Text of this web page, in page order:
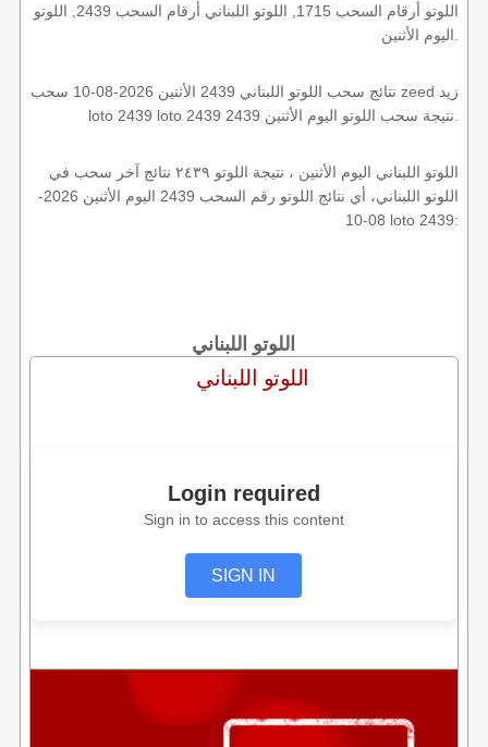
اللوتو أرقام السحب 1715, اللوتو اللبناني أرقام السحب 2439, اللوتو
نتائج سحب اللوتو اللبناني 2439 الأثنين 2026-08-10 سحب zeed زيد
اللوتو اللبناني اليوم الأثنين ، نتيجة اللوتو ٢٤٣٩ نتائج آخر سحب في
اللوتو اللبناني، أي نتائج اللوتو رقم السحب 2439 اليوم الأثنين 2026-
08-10 loto 2439:
اللوتو اللبناني
اللوتو اللبناني
Login required
Sign in to access this content
SIGN IN